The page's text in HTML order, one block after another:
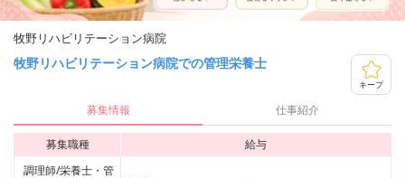
牧野リハビリテーション病院
牧野リハビリテーション病院での管理栄養士
キープ
募集情報 仕事紹介
募集職種
給与
調理師/栄養士・管